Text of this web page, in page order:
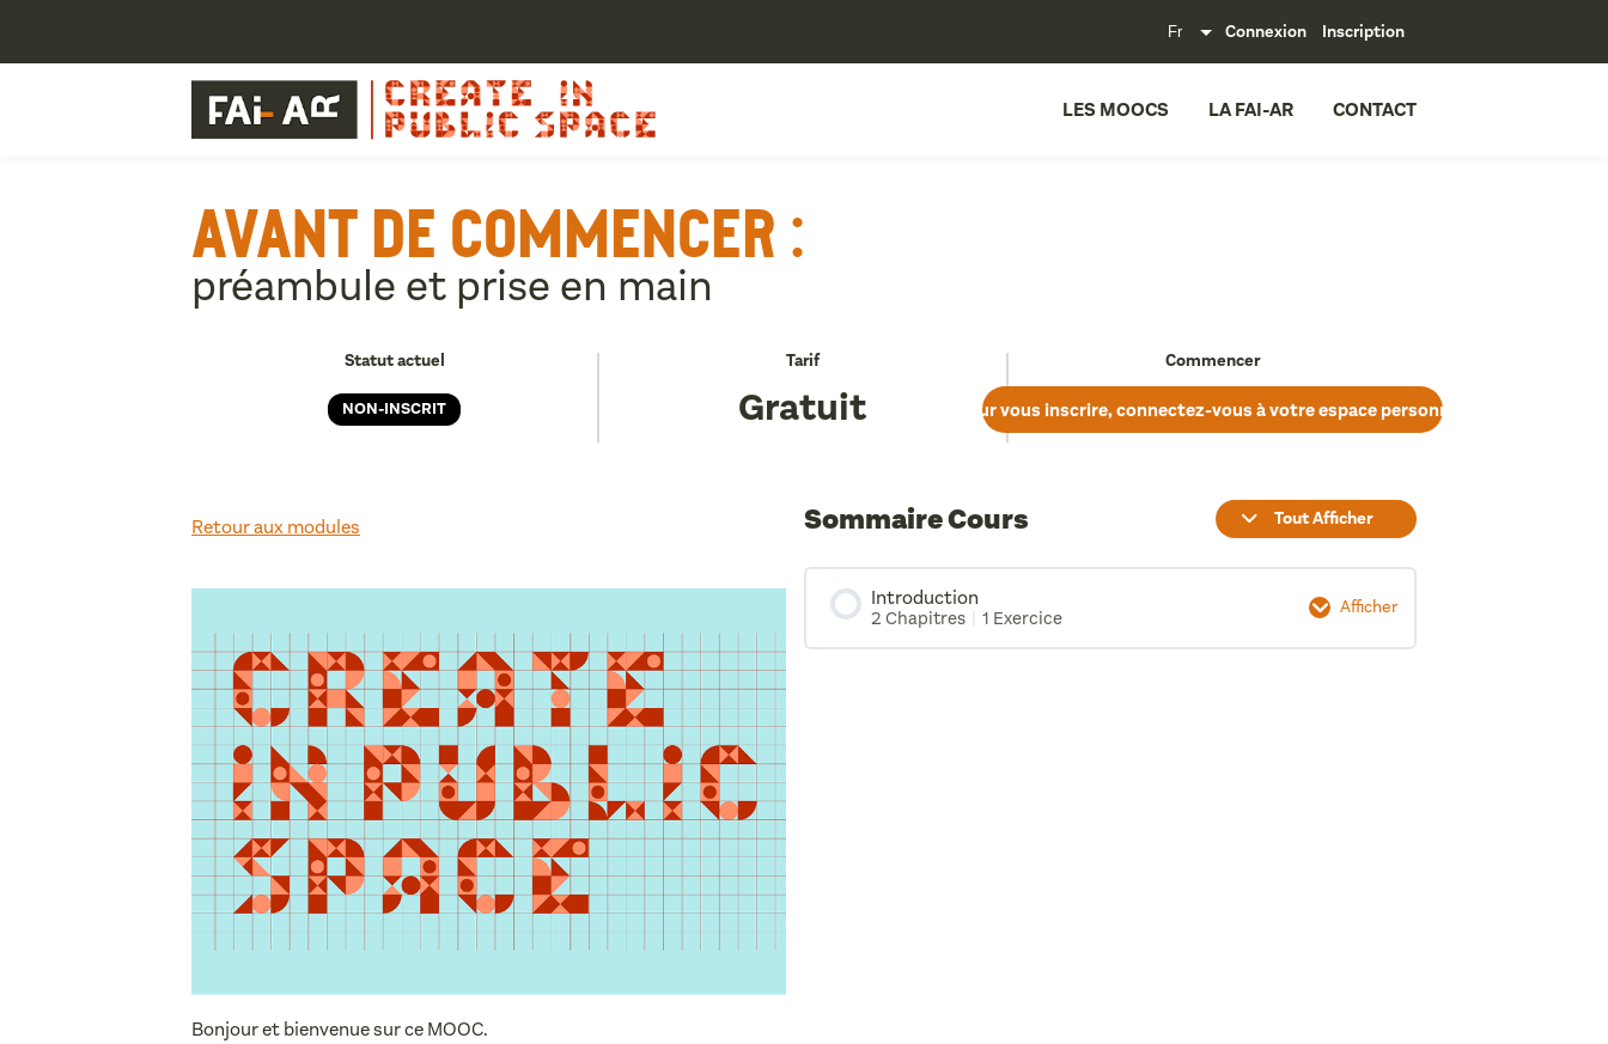
Connexion Inscription
LES MOOCS LA FAI-AR CONTACT
AVANT DE COMMENCER :
préambule et prise en main
Statut actuel
NON-INSCRIT
Tarif
Gratuit
Commencer
Pour vous inscrire, connectez-vous à votre espace personnel.
Retour aux modules
Bonjour et bienvenue sur ce MOOC.
Sommaire Cours Tout Afficher
Introduction
2 Chapitres 1 Exercice Afficher